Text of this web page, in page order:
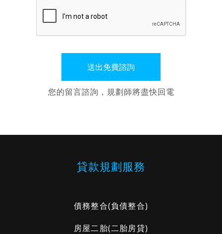
您的留言諮詢，規劃師將盡快回電
貸款規劃服務
債務整合(負債整合)
房屋二胎(二胎房貸)